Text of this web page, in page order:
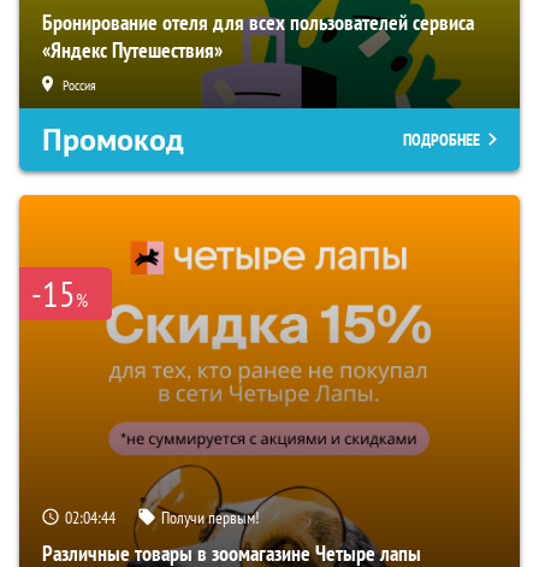
Бронирование отеля для всех пользователей сервиса
«Яндекс Путешествия»
Россия
Промокод ПОДРОБНЕЕ
-15%
02:04:43 Получи первым!
Различные товары в зоомагазине Четыре лапы